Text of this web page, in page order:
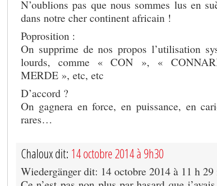
N’oublions pas que nous sommes lus en
dans notre cher continent africain !
Poprosition :
On supprime de nos propos l’utilisation
lourds, comme « CON », «
MERDE », etc, etc
D’accord ?
On gagnera en force, en puissance, en
rares…
Chaloux dit: 14 octobre 2014 à 9h30
Wiedergänger dit: 14 octobre 2014 à 11 h